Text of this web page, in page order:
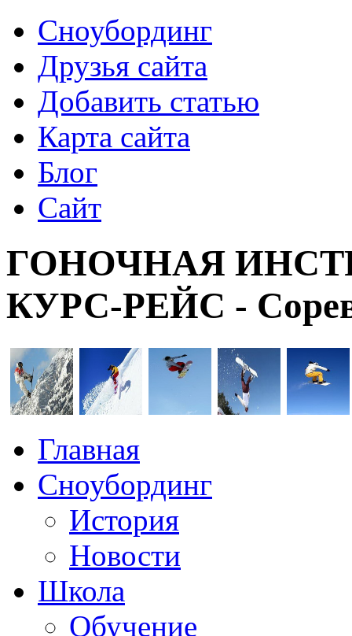
Сноубординг
Друзья сайта
Добавить статью
Карта сайта
Блог
Сайт
ГОНОЧНАЯ
КУРС-РЕЙС -
Главная
Сноубординг
История
Новости
Школа
Обучение